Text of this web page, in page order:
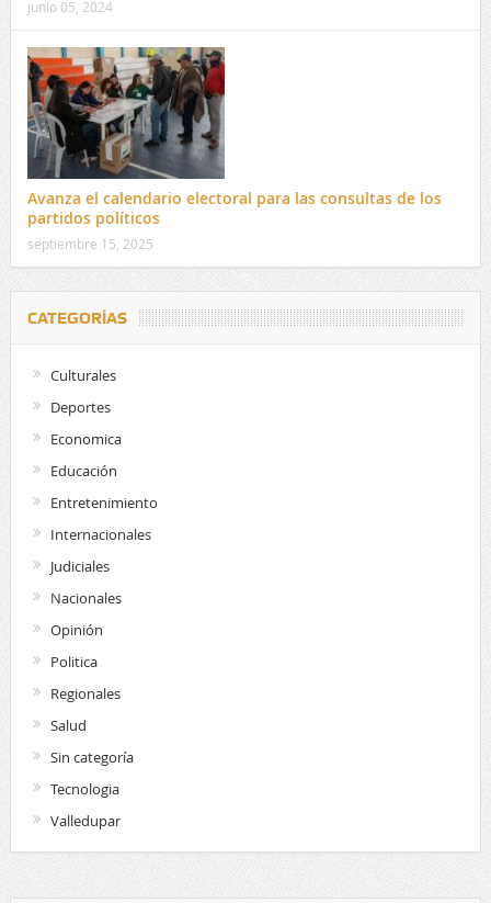
junio 05, 2024
Avanza el calendario electoral para las consultas de los
partidos políticos
septiembre 15, 2025
CATEGORÍAS
Culturales
Deportes
Economica
Educación
Entretenimiento
Internacionales
Judiciales
Nacionales
Opinión
Politica
Regionales
Salud
Sin categoría
Tecnologia
Valledupar